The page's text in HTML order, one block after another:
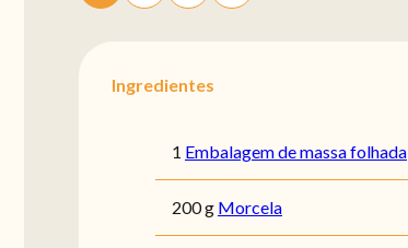
Ingredientes
1 Embalagem de massa folhada
200 g Morcela